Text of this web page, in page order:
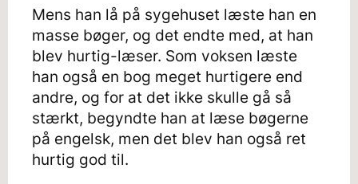
Mens han lå på sygehuset læste han en
masse bøger, og det endte med, at han
blev hurtig-læser. Som voksen læste
han også en bog meget hurtigere end
andre, og for at det ikke skulle gå så
stærkt, begyndte han at læse bøgerne
på engelsk, men det blev han også ret
hurtig god til.